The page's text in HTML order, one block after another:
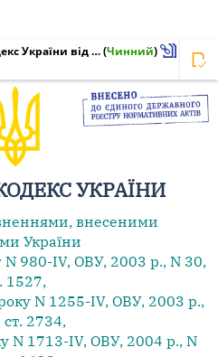
Кодекс цивільний, Кодекс України від 16.01.2003 № 435-IV(Чинний)